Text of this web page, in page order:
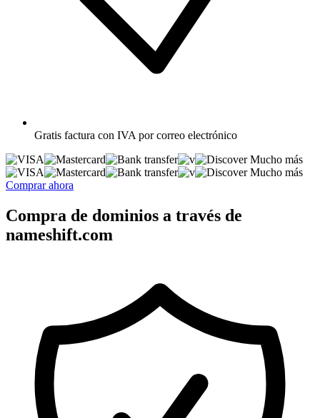
Gratis factura con IVA por correo electrónico
Mucho más
Mucho más
Comprar ahora
Compra de dominios a través de
nameshift.com